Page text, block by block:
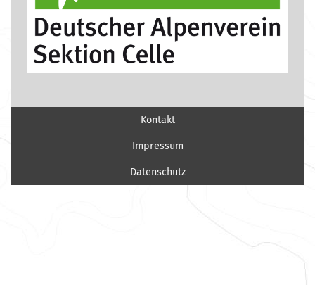
Kontakt
Impressum
Datenschutz